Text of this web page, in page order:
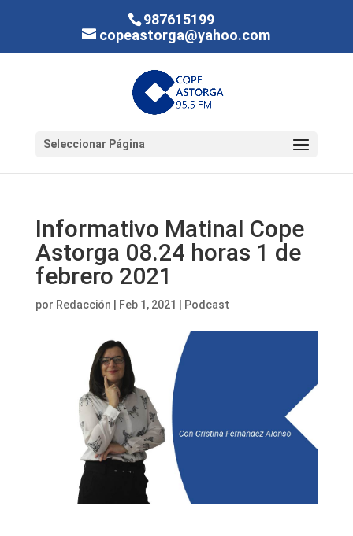
987615199
copeastorga@yahoo.com
Seleccionar Página
Informativo Matinal Cope
Astorga 08.24 horas 1 de
febrero 2021
por Redacción Feb 1, 2021 Podcast